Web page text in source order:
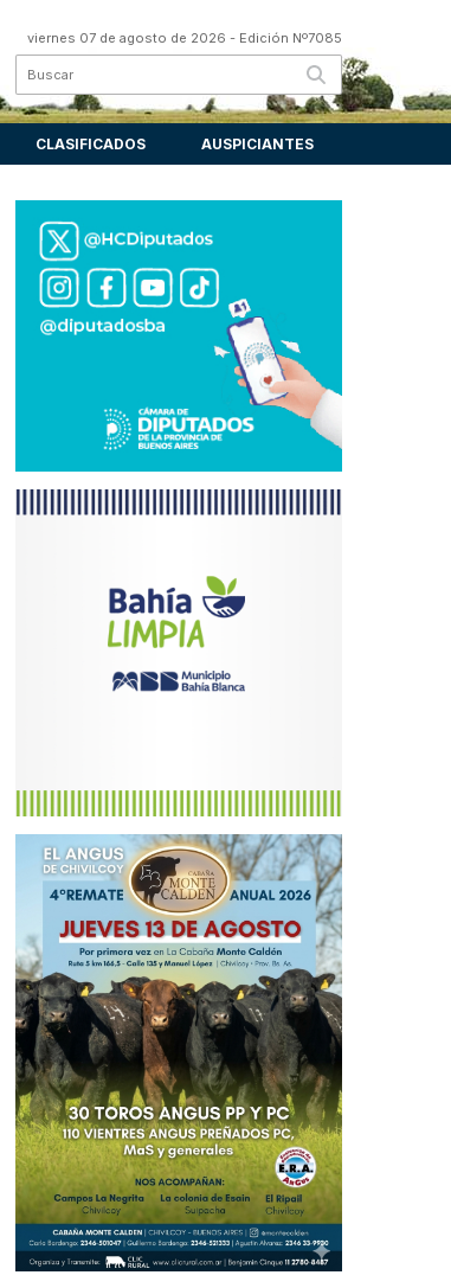
viernes 07 de agosto de 2026 - Edición Nº7085
CLASIFICADOS AUSPICIANTES